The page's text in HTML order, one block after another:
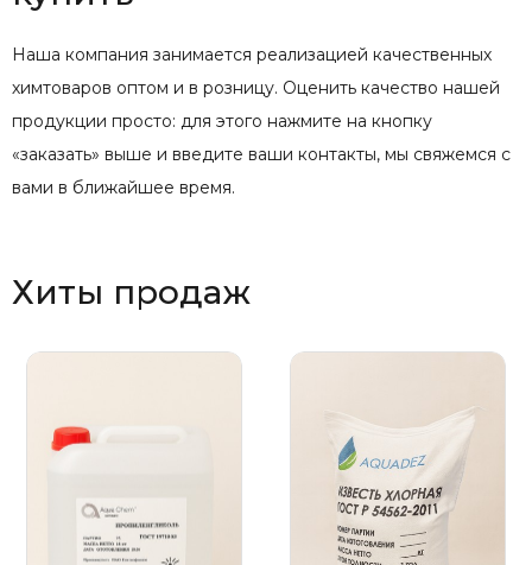
Наша компания занимается реализацией качественных
химтоваров оптом и в розницу. Оценить качество нашей
продукции просто: для этого нажмите на кнопку
«заказать» выше и введите ваши контакты, мы свяжемся с
вами в ближайшее время.
Хиты продаж